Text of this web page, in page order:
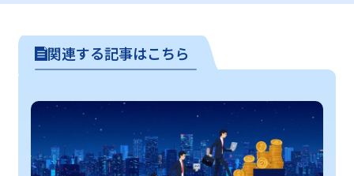
関連する記事はこちら